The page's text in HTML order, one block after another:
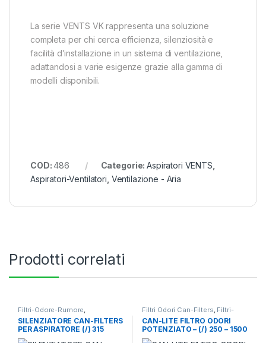
La serie VENTS VK rappresenta una soluzione
completa per chi cerca efficienza, silenziosità e
facilità d’installazione in un sistema di ventilazione,
adattandosi a varie esigenze grazie alla gamma di
modelli disponibili.
COD:486 Categorie:Aspiratori VENTS
Aspiratori-Ventilatori Ventilazione - Aria
Prodotti correlati
Filtri-Odore-Rumore,
Silenziatori, Ventilazione - Aria
SILENZIATORE CAN-FILTERS
PER ASPIRATORE (/) 315
Filtri Odori Can-Filters, Filtri-
Odore-Rumore,Ventilazione -
Aria
CAN-LITE FILTRO ODORI
POTENZIATO – (/) 250 – 1500
MC/H